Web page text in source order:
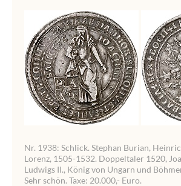
Nr. 1938: Schlick. Stephan Burian,
Lorenz, 1505-1532. Doppeltaler 1520,
Ludwigs II., König von Ungarn und
Sehr schön. Taxe: 20.000,- Euro.